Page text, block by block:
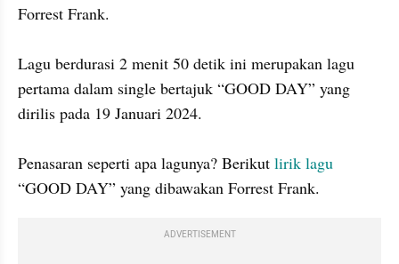
Forrest Frank.
Lagu berdurasi 2 menit 50 detik ini merupakan lagu
pertama dalam single bertajuk “GOOD DAY” yang
dirilis pada 19 Januari 2024.
Penasaran seperti apa lagunya? Berikut lirik lagu
“GOOD DAY” yang dibawakan Forrest Frank.
ADVERTISEMENT